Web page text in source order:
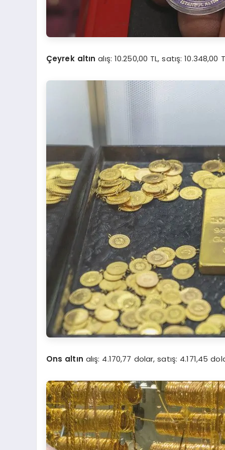
Çeyrek altın alış: 10.250,00 TL, satış: 10.348,00
Ons altın alış: 4.170,77 dolar, satış: 4.171,45